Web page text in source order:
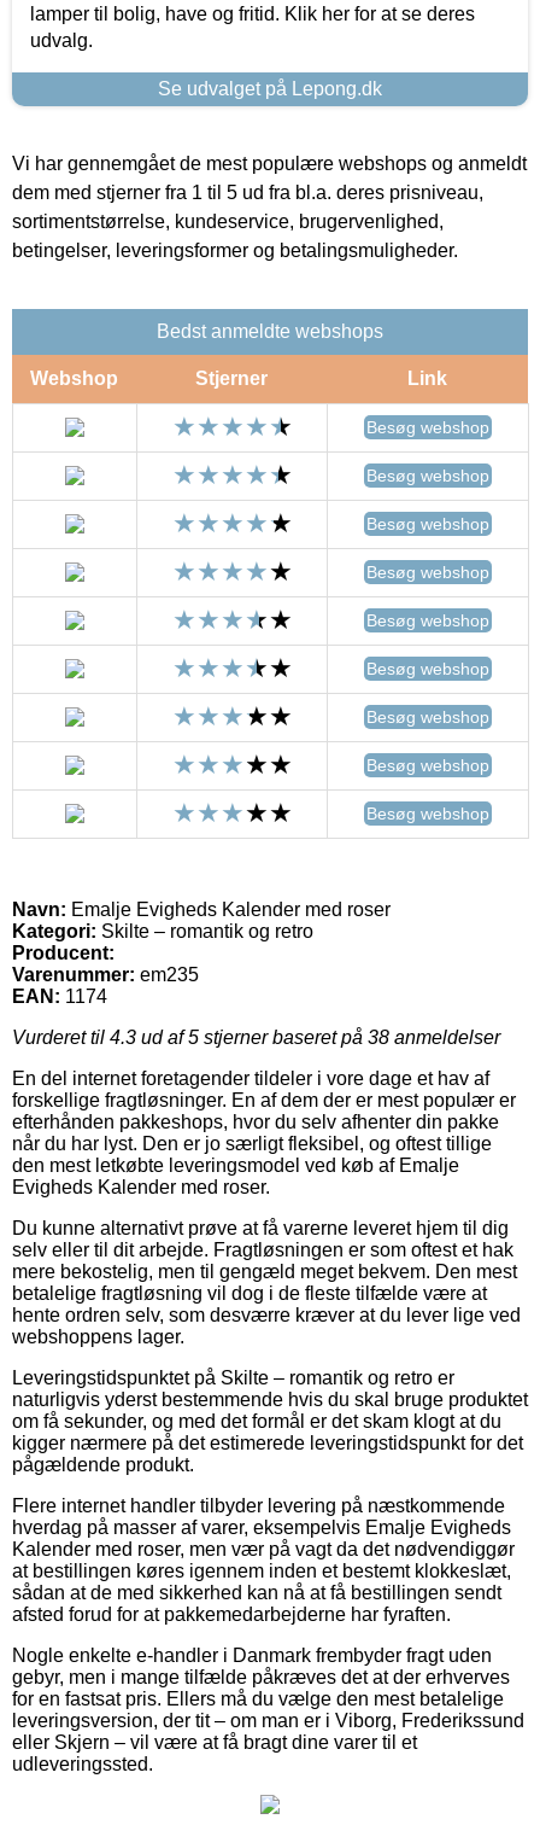
lamper til bolig, have og fritid. Klik her for at se deres
udvalg.
Se udvalget på Lepong.dk
Vi har gennemgået de mest populære webshops og anmeldt
dem med stjerner fra 1 til 5 ud fra bl.a. deres prisniveau,
sortimentstørrelse, kundeservice, brugervenlighed,
betingelser, leveringsformer og betalingsmuligheder.
Bedst anmeldte webshops
Webshop Stjerner Link
Besøg webshop
Besøg webshop
Besøg webshop
Besøg webshop
Besøg webshop
Besøg webshop
Besøg webshop
Besøg webshop
Besøg webshop
Navn: Emalje Evigheds Kalender med roser
Kategori: Skilte – romantik og retro
Producent:
Varenummer: em235
EAN: 1174
Vurderet til 4.3 ud af 5 stjerner baseret på 38 anmeldelser
En del internet foretagender tildeler i vore dage et hav af
forskellige fragtløsninger. En af dem der er mest populær er
efterhånden pakkeshops, hvor du selv afhenter din pakke
når du har lyst. Den er jo særligt fleksibel, og oftest tillige
den mest letkøbte leveringsmodel ved køb af Emalje
Evigheds Kalender med roser.
Du kunne alternativt prøve at få varerne leveret hjem til dig
selv eller til dit arbejde. Fragtløsningen er som oftest et hak
mere bekostelig, men til gengæld meget bekvem. Den mest
betalelige fragtløsning vil dog i de fleste tilfælde være at
hente ordren selv, som desværre kræver at du lever lige ved
webshoppens lager.
Leveringstidspunktet på Skilte – romantik og retro er
naturligvis yderst bestemmende hvis du skal bruge produktet
om få sekunder, og med det formål er det skam klogt at du
kigger nærmere på det estimerede leveringstidspunkt for det
pågældende produkt.
Flere internet handler tilbyder levering på næstkommende
hverdag på masser af varer, eksempelvis Emalje Evigheds
Kalender med roser, men vær på vagt da det nødvendiggør
at bestillingen køres igennem inden et bestemt klokkeslæt,
sådan at de med sikkerhed kan nå at få bestillingen sendt
afsted forud for at pakkemedarbejderne har fyraften.
Nogle enkelte e-handler i Danmark frembyder fragt uden
gebyr, men i mange tilfælde påkræves det at der erhverves
for en fastsat pris. Ellers må du vælge den mest betalelige
leveringsversion, der tit – om man er i Viborg, Frederikssund
eller Skjern – vil være at få bragt dine varer til et
udleveringssted.